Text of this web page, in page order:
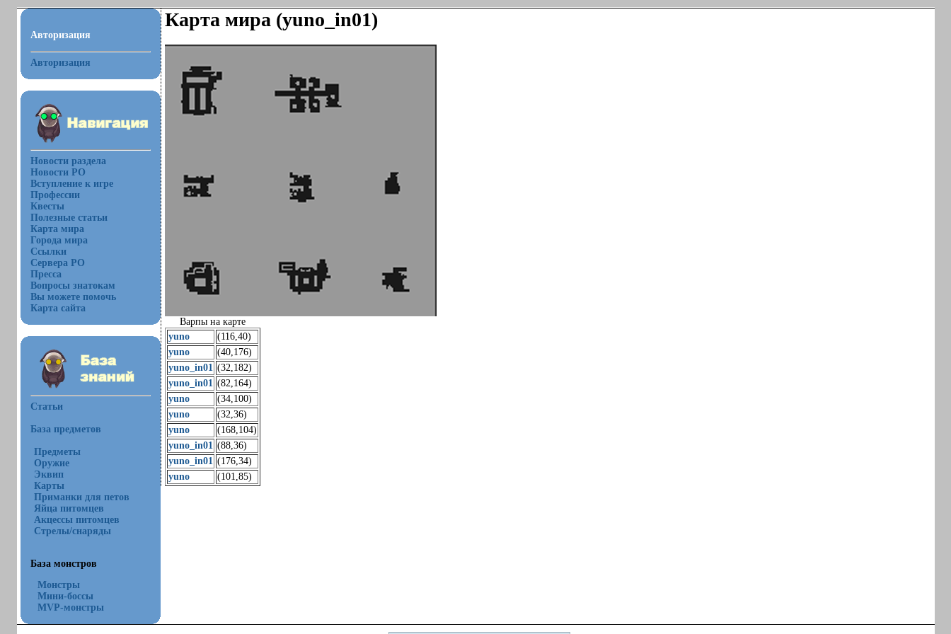
Авторизация
Авторизация
Новости раздела
Новости РО
Вступление к игре
Профессии
Квесты
Полезные статьи
Карта мира
Города мира
Ссылки
Сервера РО
Пресса
Вопросы знатокам
Вы можете помочь
Карта сайта
Статьи
База предметов
Предметы
Оружие
Эквип
Карты
Приманки для петов
Яйца питомцев
Акцессы питомцев
Стрелы/снаряды
База монстров
Монстры
Мини-боссы
MVP-монстры
Карта мира (yuno_in01)
Варпы на карте
yuno
(116,40)
yuno
(40,176)
yuno_in01 (32,182)
yuno_in01 (82,164)
yuno
(34,100)
yuno
(32,36)
yuno
(168,104)
yuno_in01 (88,36)
yuno_in01 (176,34)
yuno
(101,85)